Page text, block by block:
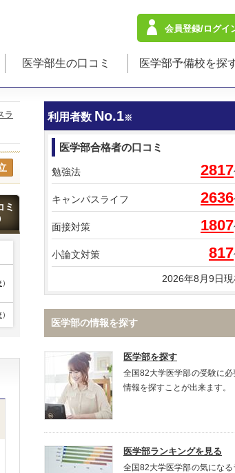
会員登録/ログイ
医学部生の口コミ 医学部予備校を探
ラ
ミ
）
）
利用者数 No.1※
医学部合格者の口コミ
勉強法 2817
キャンパスライフ 2636
面接対策 1807
小論文対策 817
2026年8月9日
医学部の情報を探す
医学部を探す
全国82大学医学部の受験に必
情報を探すことが出来ます。
医学部ランキングを見る
全国82大学医学部の気になる